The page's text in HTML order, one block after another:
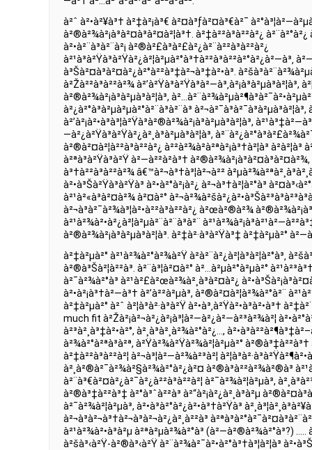
à²ˆ à²•à²¥à³† à²‡à²¡à³€ à²¤à³ƒà²¤à³€à²¯
à²®à²¾à²¡à³à²¤à³à²¤à²¦à³†. à²‡à²²à³à²²à²¿ à²¨à²°à²¿
à²•à²¨à³à²¨à²¡ à²®à²£à³à²£à²¿à²¨à²²à³à²²à²¿
à²¹à³à²Ÿà³à²Ÿà²¿à²¦à²µà²°à³†à²²à³à²²à²°à²¿à²—à³‚
à³Šà²¤à³à²¤à²¿à²°à²²à³‡à²¬à³‡à²•à³.
à²Žà²²à³à²²à²¾ à²’à²Ÿà³à²Ÿà³à²—à³‚à²¡à³à²µà³à²¦à³,
à²®à²¾à²¡à³à²µà³à²¦à³,
à²¿à²°à³à²µà²µà²°à²¨à³à²¨à³
à²’à²¡à²•à³à³¦à²Ÿà³à²®à²¾à²¡à³à²µà³à²¦à³,
—à²¿à²Ÿà³à²Ÿà²¿à²¸à³à²µà³à²¦à³,
à²®à²¤à²¦à²²à³à²²à²¿ à²²à²¾à²­à²ªà²¡à³†à²¦à³ à²à²¦à³
à²ªà³à²Ÿà³à²Ÿ à²—à²²à²­à³†
à³†à²²à³à²²à²¾ â€™à²¬à³†à³¦à²¬à²²
à²•à³Šà²Ÿà³à²Ÿà³ à²•à²°à²¡à²¿ à²¬à³†à²¦à²°à³
à²¹à²«à³à²¤à²¾ à²¤à²°
à²¬à³à²¯à²¾à³¦à²•à²²à³à²²à²¿ à²œà²®à²¾
à²¹à²¾à²•à²¿à²¦à²µà²¨à²¨à³à²¨
à²®à²¾à²¡à³à²µà³à²¦à³. à²‡à²·à³à²Ÿà³‡ à²‡à²µà²°
à²‡à²µà²° à²¹à²¾à²°à²¾à²Ÿ à²à²¨à²¿à²¦à³à²¦à²°à³‚
à²®à³Šà²¦à²²à³. à²¨à³¦à²¤à²° à²…à²µà²°à²µà²°
à²¯à²¾à²°à³ à²¹à²£à²œà²¾à²¸à³à²¤à²¿
à²•à²¡à³†à²—à³† à²’à²²à²µà³, à²®à²¤à²¦à²¾à²°à²¨
à²‡à²µà²° à²ˆ à²¦à³à²·à³à²Ÿ à²•à³‚à²Ÿà²•à³à²•à³†
much fit à²Žà²¡à²¬à²¿à²¡à³¦à²—à²¿à²—à²³à²¾à²¦
à²³à²¸à³‡à²•à²°, à²¸à³à²¸à²¾à²°à²¿…,
à²¾à²°à²ªà³à²ª, à²Ÿà²¾à²Ÿà²¾à²¦à²µà²°
à²‡à²²à³à²²à²¦ à²¬à³¦à²—à²¾à²³à²¦
à²¸à²®à²¯à²¾à²§à²¾à²°à²¿à²¤ à²®à³à²²à²¾à²®à³
à²¨à³€à²¤à²¿à²¯à²¿à²²à³à²²à²¦ à²¯à²¾à²¦à²µà³,
à²®à³‡à²²à³‡ à²°à³ˆà²²à³ à²“à²¡à²¿à²¸à³à²µ
à²¯à²¾à²¦à²µà³, à²•à³à²°à²¿à²•à³†à²Ÿà³
à²¬à³à²¬à³†à²¬à³à²¬à²¿à²¸à²²à³
à²¹à²¾à²•à³à²µ à²ªà²µà²¾à²°à³ (à²—à²®à²¾à²°à³?) …..
à²šà³‹à²Ÿ-à²®à³‹à²Ÿ à²¨à²¾à²¯à²•à²°à³†à³¦à²¦à³